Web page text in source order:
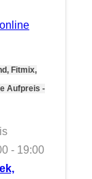
Fitmix,
Aufpreis -
- 19:00